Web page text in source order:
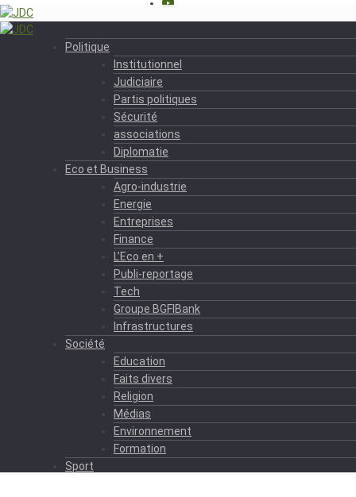
Politique
Institutionnel
Judiciaire
Partis politiques
Sécurité
associations
Diplomatie
Eco et Business
Agro-industrie
Energie
Entreprises
Finance
L’Eco en +
Publi-reportage
Tech
Groupe BGFIBank
Infrastructures
Société
Education
Faits divers
Religion
Médias
Environnement
Formation
Sport